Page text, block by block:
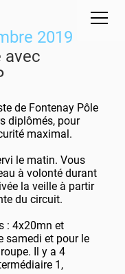
2019
avec
de Fontenay Pôle
diplômés, pour
maximal.
le matin. Vous
à volonté durant
la veille à partir
du circuit.
: 4x20mn et
samedi et pour le
Il y a 4
1,